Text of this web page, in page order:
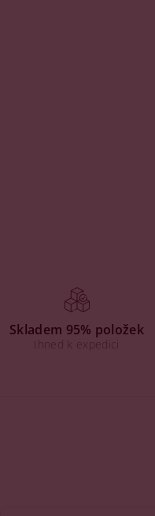
Skladem 95% položek
Ihned k expedici